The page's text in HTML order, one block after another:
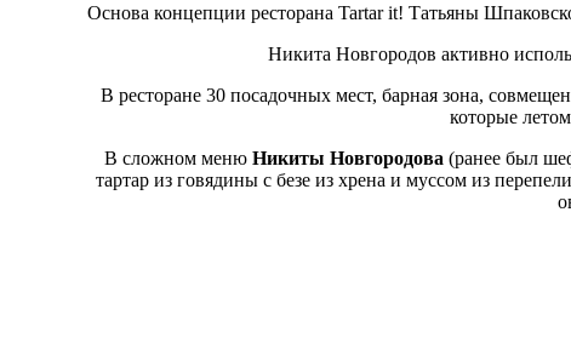
Основа концепции ресторана Tartar it! Татьяны
Никита Новгородов активно
В ресторане 30 посадочных мест, барная зона,
которые
В сложном меню Никиты Новгородова (ранее был
тартар из говядины с безе из хрена и муссом из